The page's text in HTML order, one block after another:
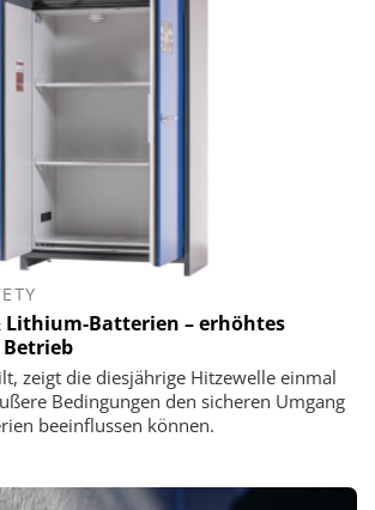
Lithium-Batterien – erhöhtes
zeigt die diesjährige Hitzewelle einmal
Bedingungen den sicheren Umgang
beeinflussen können.